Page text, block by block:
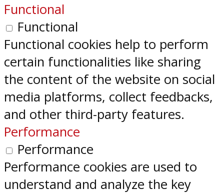
Functional
Functional
Functional cookies help to perform
certain functionalities like sharing
the content of the website on social
media platforms, collect feedbacks,
and other third-party features.
Performance
Performance
Performance cookies are used to
understand and analyze the key